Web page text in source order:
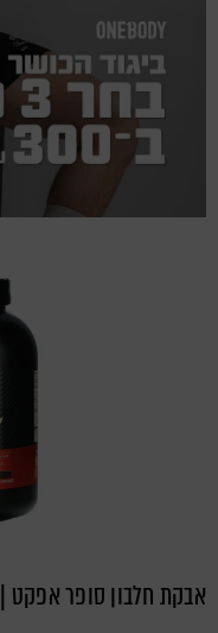
אבקת חלבון סופר אפקט | Super Effect